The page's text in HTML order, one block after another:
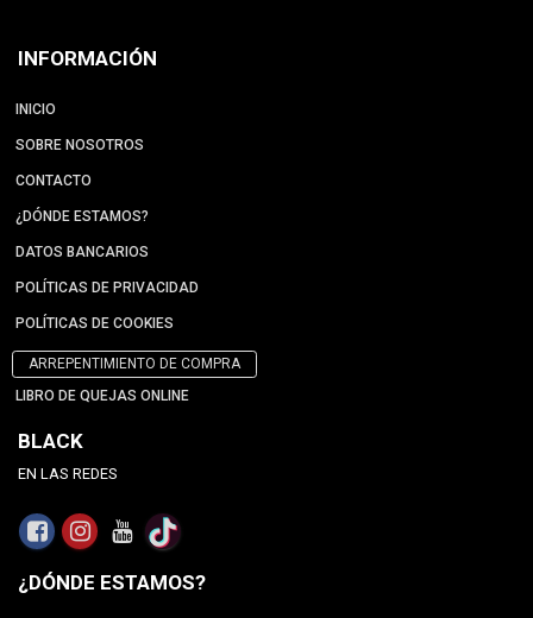
INFORMACIÓN
INICIO
SOBRE NOSOTROS
CONTACTO
¿DÓNDE ESTAMOS?
DATOS BANCARIOS
POLÍTICAS DE PRIVACIDAD
POLÍTICAS DE COOKIES
ARREPENTIMIENTO DE COMPRA
LIBRO DE QUEJAS ONLINE
BLACK
EN LAS REDES
¿DÓNDE ESTAMOS?